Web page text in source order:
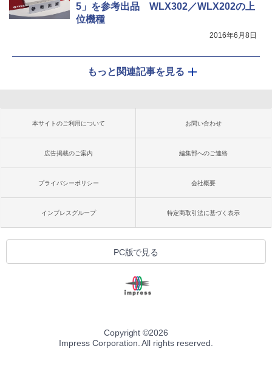
5」を参考出品 WLX302／WLX202の上
位機種
2016年6月8日
もっと関連記事を見る
本サイトのご利用について お問い合わせ
広告掲載のご案内 編集部へのご連絡
プライバシーポリシー 会社概要
インプレスグループ 特定商取引法に基づく表示
PC版で見る
Copyright ©2026
Impress Corporation. All rights reserved.